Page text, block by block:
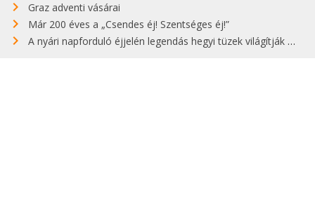
Graz adventi vásárai
Már 200 éves a „Csendes éj! Szentséges éj!”
A nyári napforduló éjjelén legendás hegyi tüzek világítják meg Zugspitzét